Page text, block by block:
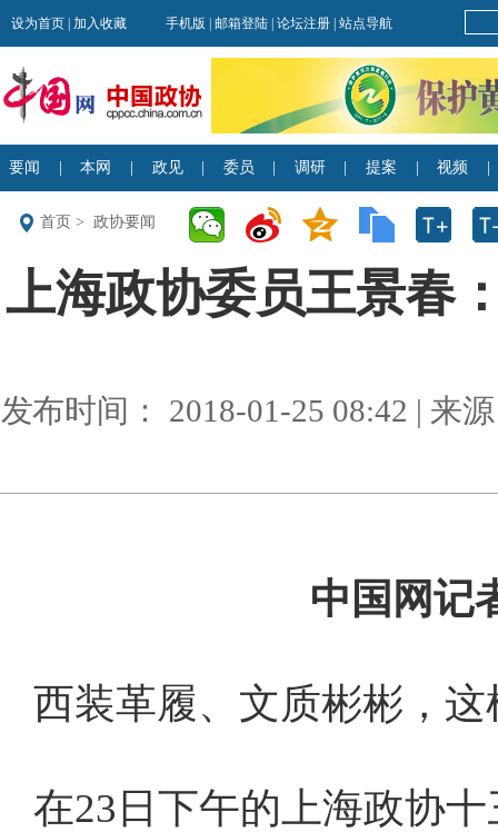
首页 > 政协要闻
上海政协委员王景春
发布时间： 2018-01-25 08:42 | 来
中国网记
西装革履、文质彬彬，
在23日下午的上海政协